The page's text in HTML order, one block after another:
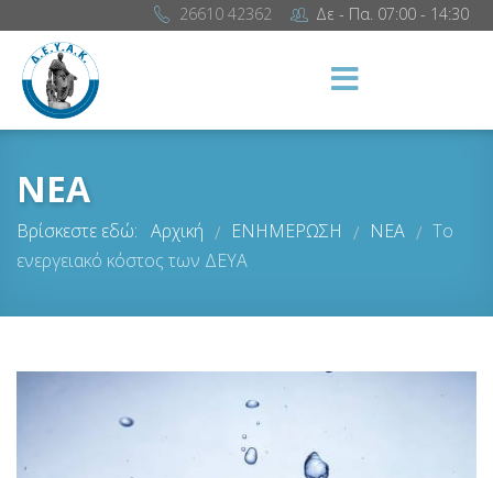
26610 42362 Δε - Πα. 07:00 - 14:30
ΝΕΑ
Βρίσκεστε εδώ: Αρχική / ΕΝΗΜΕΡΩΣΗ / ΝΕΑ / Το
ενεργειακό κόστος των ΔΕΥΑ